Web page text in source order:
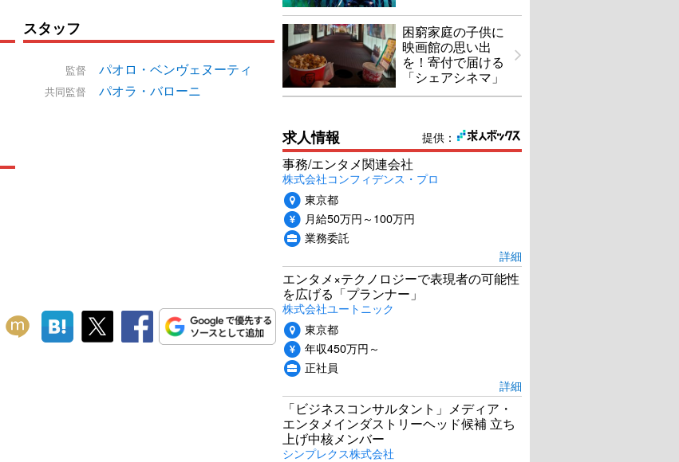
スタッフ
監督 パオロ・ベンヴェヌーティ
共同監督 パオラ・バローニ
困窮家庭の子供に
映画館の思い出
を！寄付で届ける
「シェアシネマ」
提供：
求人情報
事務/エンタメ関連会社
株式会社コンフィデンス・プロ
東京都
月給50万円～100万円
業務委託
詳細
エンタメ×テクノロジーで表現者の可能性
を広げる「プランナー」
株式会社ユートニック
東京都
年収450万円～
正社員
詳細
「ビジネスコンサルタント」メディア・
エンタメインダストリーヘッド候補 立ち
上げ中核メンバー
シンプレクス株式会社